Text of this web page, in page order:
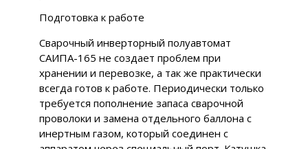
Подготовка к работе
Сварочный инверторный полуавтомат
САИПА-165 не создает проблем при
хранении и перевозке, а так же практически
всегда готов к работе. Периодически только
требуется пополнение запаса сварочной
проволоки и замена отдельного баллона с
инертным газом, который соединен с